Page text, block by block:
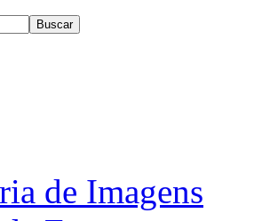
de Imagens